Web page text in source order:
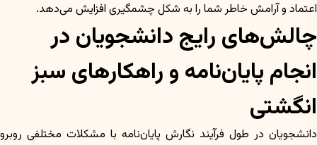
اعتماد و آرامش خاطر شما را به شکل چشمگیری افزایش می‌دهد.
چالش‌های رایج دانشجویان در
انجام پایان‌نامه و راهکارهای سبز
انگشتی
دانشجویان در طول فرآیند نگارش پایان‌نامه با مشکلات مختلفی روبرو